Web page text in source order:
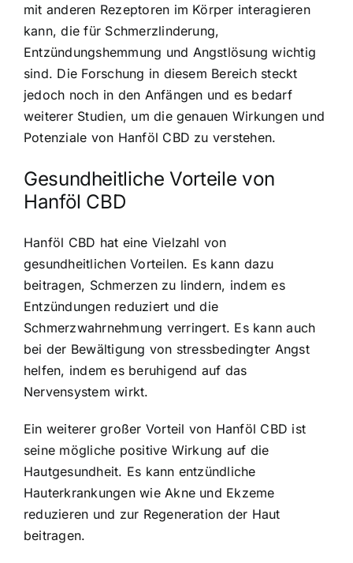
mit anderen Rezeptoren im Körper interagieren
kann, die für Schmerzlinderung,
Entzündungshemmung und Angstlösung wichtig
sind. Die Forschung in diesem Bereich steckt
jedoch noch in den Anfängen und es bedarf
weiterer Studien, um die genauen Wirkungen und
Potenziale von Hanföl CBD zu verstehen.
Gesundheitliche Vorteile von
Hanföl CBD
Hanföl CBD hat eine Vielzahl von
gesundheitlichen Vorteilen. Es kann dazu
beitragen, Schmerzen zu lindern, indem es
Entzündungen reduziert und die
Schmerzwahrnehmung verringert. Es kann auch
bei der Bewältigung von stressbedingter Angst
helfen, indem es beruhigend auf das
Nervensystem wirkt.
Ein weiterer großer Vorteil von Hanföl CBD ist
seine mögliche positive Wirkung auf die
Hautgesundheit. Es kann entzündliche
Hauterkrankungen wie Akne und Ekzeme
reduzieren und zur Regeneration der Haut
beitragen.